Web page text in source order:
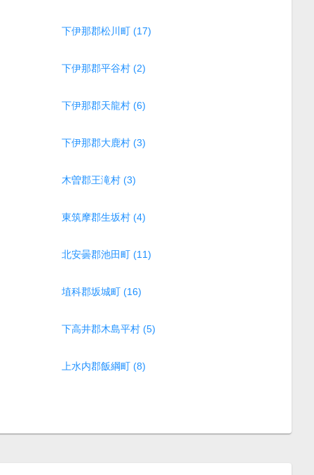
下伊那郡松川町 (17)
下伊那郡平谷村 (2)
下伊那郡天龍村 (6)
下伊那郡大鹿村 (3)
木曽郡王滝村 (3)
東筑摩郡生坂村 (4)
北安曇郡池田町 (11)
埴科郡坂城町 (16)
下高井郡木島平村 (5)
上水内郡飯綱町 (8)